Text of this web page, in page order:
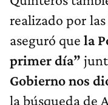
realizado por
aseguró que la
primer día”
Gobierno nos
la búsqueda de